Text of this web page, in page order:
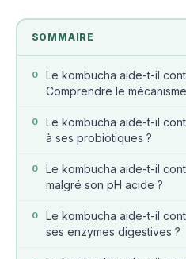
SOMMAIRE
0
Le kombucha aide-t-il
Comprendre le mécanisme
0
Le kombucha aide-t-il
à ses probiotiques ?
0
Le kombucha aide-t-il
malgré son pH acide ?
0
Le kombucha aide-t-il
ses enzymes digestives ?